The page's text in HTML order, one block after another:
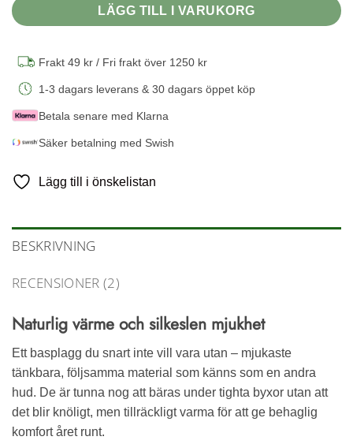
LÄGG TILL I VARUKORG
Frakt 49 kr / Fri frakt över 1250 kr
1-3 dagars leverans & 30 dagars öppet köp
Betala senare med Klarna
Säker betalning med Swish
Lägg till i önskelistan
BESKRIVNING
RECENSIONER (2)
Naturlig värme och silkeslen mjukhet
Ett basplagg du snart inte vill vara utan – mjukaste
tänkbara, följsamma material som känns som en andra
hud. De är tunna nog att bäras under tighta byxor utan att
det blir knöligt, men tillräckligt varma för att ge behaglig
komfort året runt.